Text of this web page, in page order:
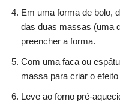
Em uma forma de bolo,
das duas massas (uma
preencher a forma.
Com uma faca ou
massa para criar o
Leve ao forno pré-